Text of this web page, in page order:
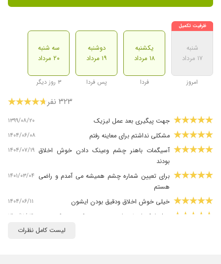
شنبه
۱۷ مرداد
امروز
یکشنبه
۱۸ مرداد
فردا
دوشنبه
۱۹ مرداد
پس فردا
سه شنبه
۲۰ مرداد
۳ روز دیگر
۳۲۳ نفر
جهت پیگیری بعد عمل لیزیک ۱۳۹۹/۰۸/۲۰
مشکلی نداشتم برای معاینه رفتم ۱۴۰۴/۰۶/۰۸
آسیگمات باهنر چشم وعینک دادن خوش اخلاق
بودند
۱۴۰۴/۰۷/۱۹
برای تعیین شماره چشم همیشه می آمدم و راضی
هستم
۱۴۰۱/۰۳/۰۴
خیلی خوش اخلاق ودقیق بودن ایشون ۱۴۰۴/۰۶/۱۱
عمل لازک انجام دادم ، بهترین دکتر روی کره زمین
هستن ایشون ، چیز دیگه ای نمیشه گفت .
۱۴۰۰/۱۱/۲۴
لیست کامل نظرات